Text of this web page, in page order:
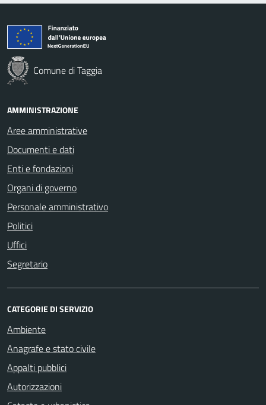
Comune di Taggia
AMMINISTRAZIONE
Aree amministrative
Documenti e dati
Enti e fondazioni
Organi di governo
Personale amministrativo
Politici
Uffici
Segretario
CATEGORIE DI SERVIZIO
Ambiente
Anagrafe e stato civile
Appalti pubblici
Autorizzazioni